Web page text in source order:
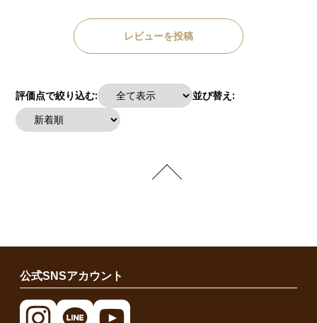
レビューを投稿
評価点で絞り込む: 並び替え:
公式SNSアカウント